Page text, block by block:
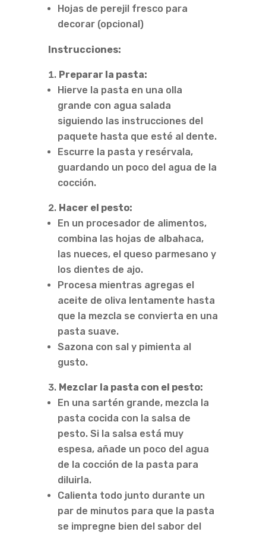
Hojas de perejil fresco para
decorar (opcional)
Instrucciones:
Preparar la pasta:
Hierve la pasta en una olla
grande con agua salada
siguiendo las instrucciones del
paquete hasta que esté al dente.
Escurre la pasta y resérvala,
guardando un poco del agua de la
cocción.
Hacer el pesto:
En un procesador de alimentos,
combina las hojas de albahaca,
las nueces, el queso parmesano y
los dientes de ajo.
Procesa mientras agregas el
aceite de oliva lentamente hasta
que la mezcla se convierta en una
pasta suave.
Sazona con sal y pimienta al
gusto.
Mezclar la pasta con el pesto:
En una sartén grande, mezcla la
pasta cocida con la salsa de
pesto. Si la salsa está muy
espesa, añade un poco del agua
de la cocción de la pasta para
diluirla.
Calienta todo junto durante un
par de minutos para que la pasta
se impregne bien del sabor del